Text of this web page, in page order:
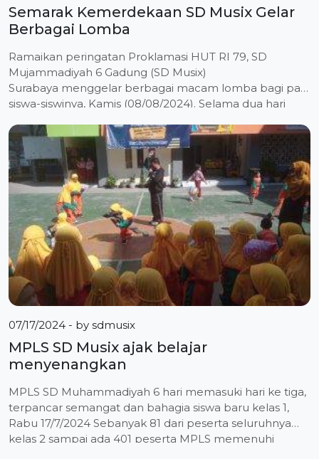
Semarak Kemerdekaan SD Musix Gelar
Berbagai Lomba
Ramaikan peringatan Proklamasi HUT RI 79, SD
Mujammadiyah 6 Gadung (SD Musix)
Surabaya menggelar berbagai macam lomba bagi para
siswa-siswinya, Kamis (08/08/2024). Selama dua hari
kelas fokus di lapangan untuk mengikuti berbagai
lomba yang disiapkan oleh panitia. “Selama dua hari
kedepan, kegiatan belajar di kelas di alihkan di […]
07/17/2024 - by sdmusix
MPLS SD Musix ajak belajar
menyenangkan
MPLS SD Muhammadiyah 6 hari memasuki hari ke tiga,
terpancar semangat dan bahagia siswa baru kelas 1,
Rabu 17/7/2024 Sebanyak 81 dari peserta seluruhnya
kelas 2 sampai ada 401 peserta MPLS memenuhi